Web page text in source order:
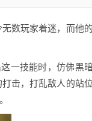
数玩家着迷，而他的
一技能时，仿佛黑
击，打乱敌人的站位